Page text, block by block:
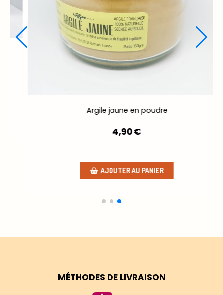
KIKUYU, SAVON AU CAFÉ
5,90€
AJOUTER AU PANIER
MÉTHODES DE LIVRAISON